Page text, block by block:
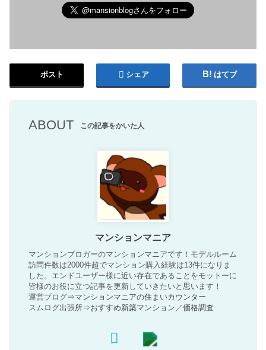
ポスト シェア はてブ
ABOUT この記事をかいた人
マンションマニア
マンションブロガーのマンションマニアです！モデルルーム
訪問件数は2000件超でマンション購入経験は13件になりま
した。エンドユーザー様に近い存在であることをモットーに
皆様のお役に立つ記事を更新していきたいと思います！
運営ブログ⇒マンションマニアの住まいカウンター
スムログ出張所⇒おすすめ新築マンション ／価格調査